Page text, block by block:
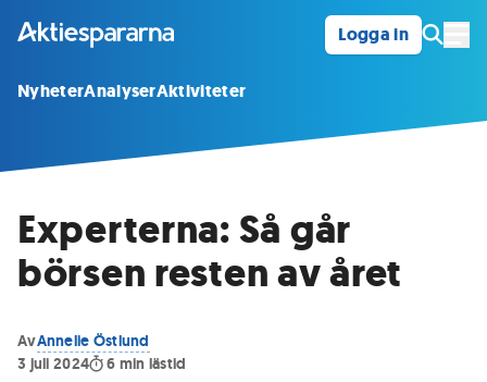
Logga in
NyheterAnalyserAktiviteter
Experterna: Så går
börsen resten av året
AvAnnelie Östlund
3 juli 2024
6 min lästid